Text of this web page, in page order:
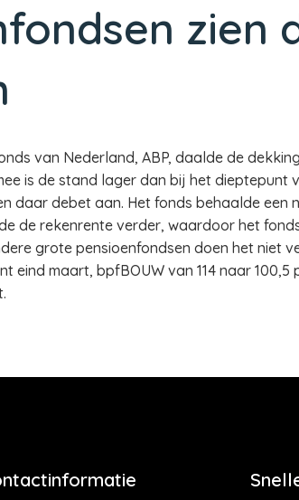
zien
van Nederland, ABP, daalde de
is de stand lager dan bij het dieptepunt
daar debet aan. Het fonds behaalde een
de rekenrente verder, waardoor het
grote pensioenfondsen doen het niet
eind maart, bpfBOUW van 114 naar 100,5